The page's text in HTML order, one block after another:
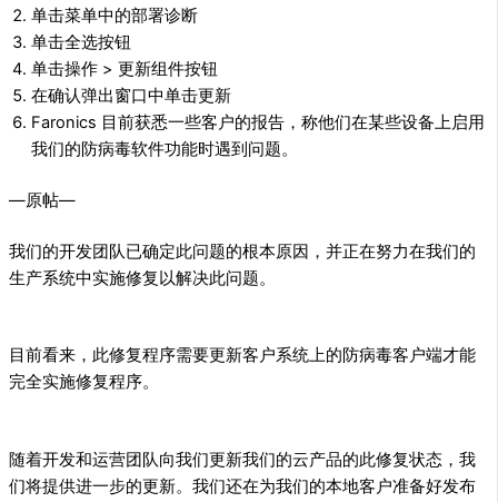
单击菜单中的部署诊断
单击全选按钮
单击操作 > 更新组件按钮
在确认弹出窗口中单击更新
Faronics 目前获悉一些客户的报告，称他们在某些设备上启用
我们的防病毒软件功能时遇到问题。
—原帖—
我们的开发团队已确定此问题的根本原因，并正在努力在我们的
生产系统中实施修复以解决此问题。
目前看来，此修复程序需要更新客户系统上的防病毒客户端才能
完全实施修复程序。
随着开发和运营团队向我们更新我们的云产品的此修复状态，我
们将提供进一步的更新。我们还在为我们的本地客户准备好发布